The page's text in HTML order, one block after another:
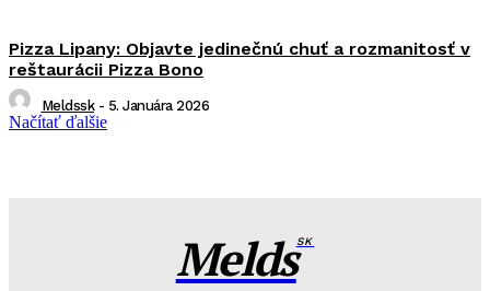
Pizza Lipany: Objavte jedinečnú chuť a rozmanitosť v
reštaurácii Pizza Bono
Meldssk - 5. Januára 2026
Načítať ďalšie
MeldsSK